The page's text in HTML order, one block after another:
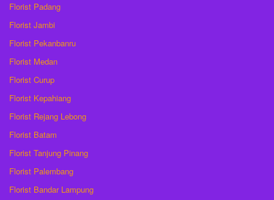
Florist Padang
Florist Jambi
Florist Pekanbanru
Florist Medan
Florist Curup
Florist Kepahiang
Florist Rejang Lebong
Florist Batam
Florist Tanjung Pinang
Florist Palembang
Florist Bandar Lampung